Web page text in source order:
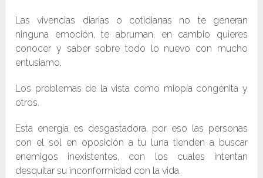
Las vivencias diarias o cotidianas no te generan
ninguna emoción, te abruman, en cambio quieres
conocer y saber sobre todo lo nuevo con mucho
entusiamo.
Los problemas de la vista como miopía congénita y
otros.
Esta energía es desgastadora, por eso las personas
con el sol en oposición a tu luna tienden a buscar
enemigos inexistentes, con los cuales intentan
desquitar su inconformidad con la vida.